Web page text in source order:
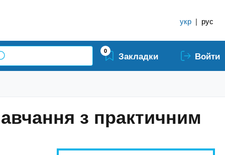
укр | рус
0 Закладки Войти
з практичним